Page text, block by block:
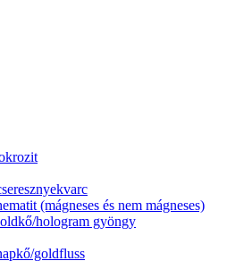
(mágneses és nem mágneses)
hologram gyöngy
goldfluss